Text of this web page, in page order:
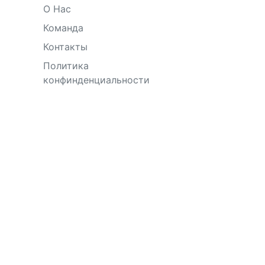
О Нас
Команда
Контакты
Политика
конфинденциальности